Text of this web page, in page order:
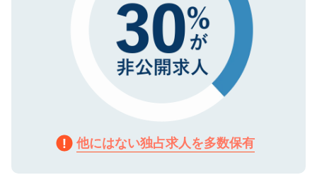
他にはない独占求人を多数保有